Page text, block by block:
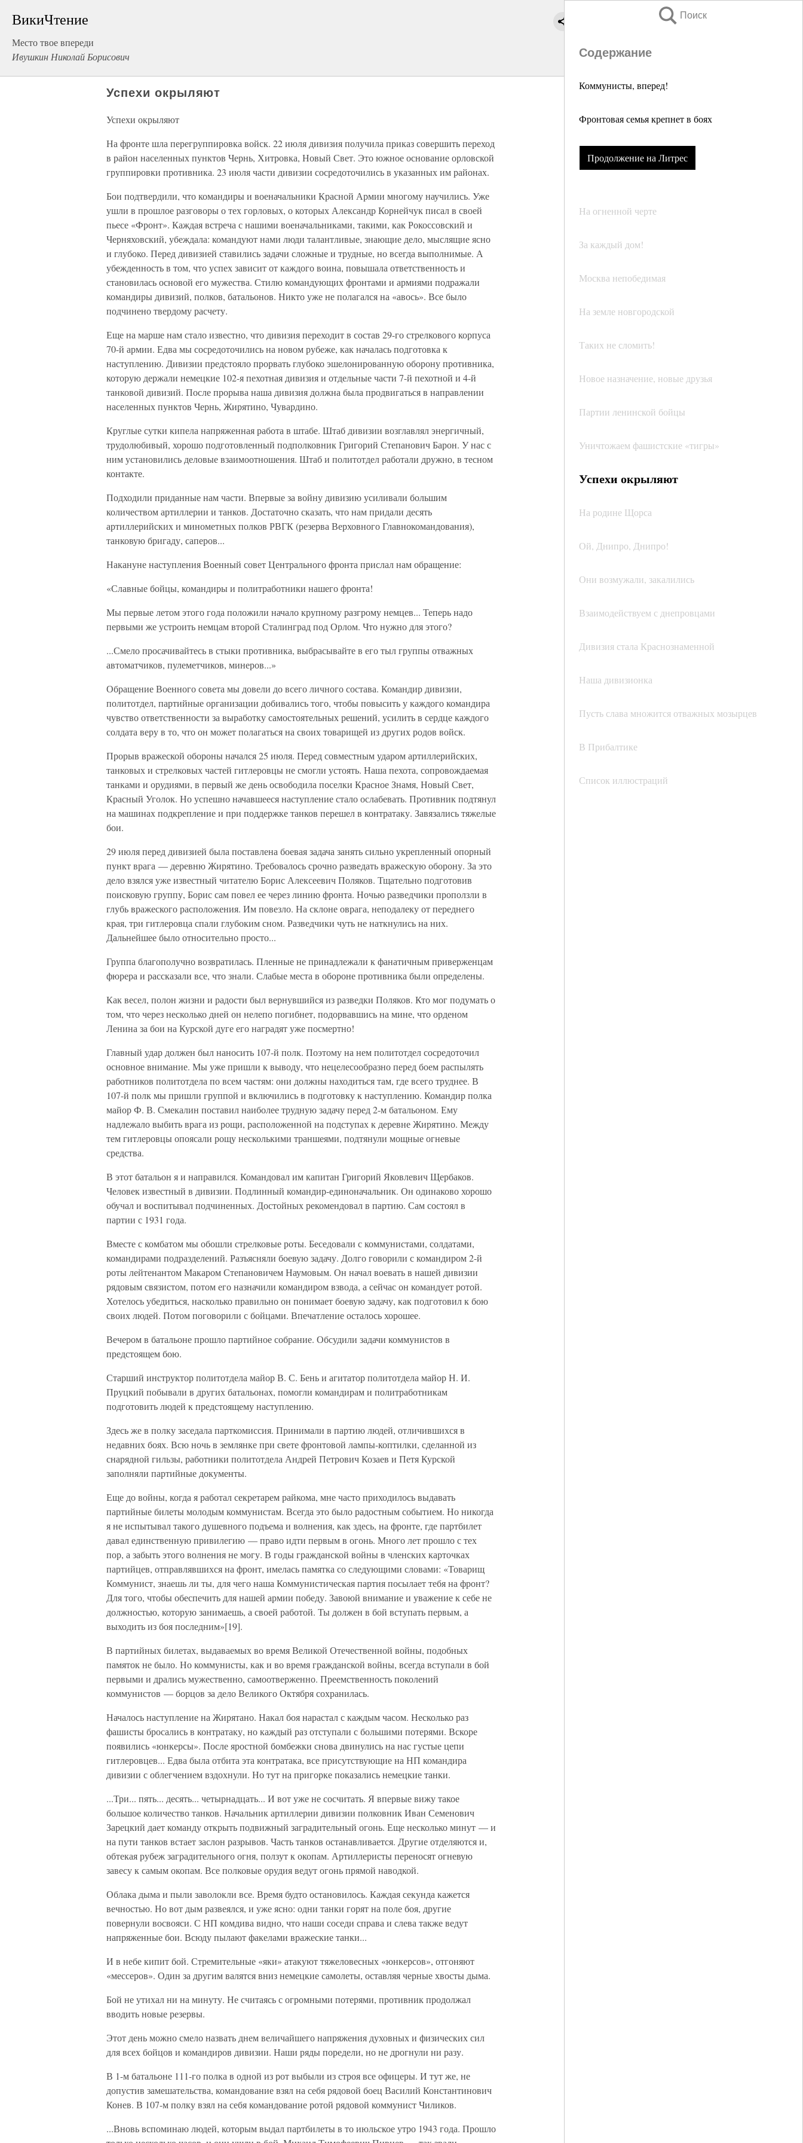
ВикиЧтение
Место твое впереди
Ивушкин Николай Борисович
Поиск
Содержание
Коммунисты, вперед!
Фронтовая семья крепнет в боях
Продолжение на Литрес
На огненной черте
За каждый дом!
Москва непобедимая
На земле новгородской
Таких не сломить!
Новое назначение, новые друзья
Партии ленинской бойцы
Уничтожаем фашистские «тигры»
Успехи окрыляют
На родине Щорса
Ой, Днипро, Днипро!
Они возмужали, закалились
Взаимодействуем с днепровцами
Дивизия стала Краснознаменной
Наша дивизионка
Пусть слава множится отважных мозырцев
В Прибалтике
Список иллюстраций
Успехи окрыляют
Успехи окрыляют
На фронте шла перегруппировка войск. 22 июля дивизия получила приказ совершить переход
в район населенных пунктов Чернь, Хитровка, Новый Свет. Это южное основание орловской
группировки противника. 23 июля части дивизии сосредоточились в указанных им районах.
Бои подтвердили, что командиры и военачальники Красной Армии многому научились. Уже
ушли в прошлое разговоры о тех горловых, о которых Александр Корнейчук писал в своей
пьесе «Фронт». Каждая встреча с нашими военачальниками, такими, как Рокоссовский и
Черняховский, убеждала: командуют нами люди талантливые, знающие дело, мыслящие ясно
и глубоко. Перед дивизией ставились задачи сложные и трудные, но всегда выполнимые. А
убежденность в том, что успех зависит от каждого воина, повышала ответственность и
становилась основой его мужества. Стилю командующих фронтами и армиями подражали
командиры дивизий, полков, батальонов. Никто уже не полагался на «авось». Все было
подчинено твердому расчету.
Еще на марше нам стало известно, что дивизия переходит в состав 29-го стрелкового корпуса
70-й армии. Едва мы сосредоточились на новом рубеже, как началась подготовка к
наступлению. Дивизии предстояло прорвать глубоко эшелонированную оборону противника,
которую держали немецкие 102-я пехотная дивизия и отдельные части 7-й пехотной и 4-й
танковой дивизий. После прорыва наша дивизия должна была продвигаться в направлении
населенных пунктов Чернь, Жирятино, Чувардино.
Круглые сутки кипела напряженная работа в штабе. Штаб дивизии возглавлял энергичный,
трудолюбивый, хорошо подготовленный подполковник Григорий Степанович Барон. У нас с
ним установились деловые взаимоотношения. Штаб и политотдел работали дружно, в тесном
контакте.
Подходили приданные нам части. Впервые за войну дивизию усиливали большим
количеством артиллерии и танков. Достаточно сказать, что нам придали десять
артиллерийских и минометных полков РВГК (резерва Верховного Главнокомандования),
танковую бригаду, саперов...
Накануне наступления Военный совет Центрального фронта прислал нам обращение:
«Славные бойцы, командиры и политработники нашего фронта!
Мы первые летом этого года положили начало крупному разгрому немцев... Теперь надо
первыми же устроить немцам второй Сталинград под Орлом. Что нужно для этого?
...Смело просачивайтесь в стыки противника, выбрасывайте в его тыл группы отважных
автоматчиков, пулеметчиков, минеров...»
Обращение Военного совета мы довели до всего личного состава. Командир дивизии,
политотдел, партийные организации добивались того, чтобы повысить у каждого командира
чувство ответственности за выработку самостоятельных решений, усилить в сердце каждого
солдата веру в то, что он может полагаться на своих товарищей из других родов войск.
Прорыв вражеской обороны начался 25 июля. Перед совместным ударом артиллерийских,
танковых и стрелковых частей гитлеровцы не смогли устоять. Наша пехота, сопровождаемая
танками и орудиями, в первый же день освободила поселки Красное Знамя, Новый Свет,
Красный Уголок. Но успешно начавшееся наступление стало ослабевать. Противник подтянул
на машинах подкрепление и при поддержке танков перешел в контратаку. Завязались тяжелые
бои.
29 июля перед дивизией была поставлена боевая задача занять сильно укрепленный опорный
пункт врага — деревню Жирятино. Требовалось срочно разведать вражескую оборону. За это
дело взялся уже известный читателю Борис Алексеевич Поляков. Тщательно подготовив
поисковую группу, Борис сам повел ее через линию фронта. Ночью разведчики проползли в
глубь вражеского расположения. Им повезло. На склоне оврага, неподалеку от переднего
края, три гитлеровца спали глубоким сном. Разведчики чуть не наткнулись на них.
Дальнейшее было относительно просто...
Группа благополучно возвратилась. Пленные не принадлежали к фанатичным приверженцам
фюрера и рассказали все, что знали. Слабые места в обороне противника были определены.
Как весел, полон жизни и радости был вернувшийся из разведки Поляков. Кто мог подумать о
том, что через несколько дней он нелепо погибнет, подорвавшись на мине, что орденом
Ленина за бои на Курской дуге его наградят уже посмертно!
Главный удар должен был наносить 107-й полк. Поэтому на нем политотдел сосредоточил
основное внимание. Мы уже пришли к выводу, что нецелесообразно перед боем распылять
работников политотдела по всем частям: они должны находиться там, где всего труднее. В
107-й полк мы пришли группой и включились в подготовку к наступлению. Командир полка
майор Ф. В. Смекалин поставил наиболее трудную задачу перед 2-м батальоном. Ему
надлежало выбить врага из рощи, расположенной на подступах к деревне Жирятино. Между
тем гитлеровцы опоясали рощу несколькими траншеями, подтянули мощные огневые
средства.
В этот батальон я и направился. Командовал им капитан Григорий Яковлевич Щербаков.
Человек известный в дивизии. Подлинный командир-единоначальник. Он одинаково хорошо
обучал и воспитывал подчиненных. Достойных рекомендовал в партию. Сам состоял в
партии с 1931 года.
Вместе с комбатом мы обошли стрелковые роты. Беседовали с коммунистами, солдатами,
командирами подразделений. Разъясняли боевую задачу. Долго говорили с командиром 2-й
роты лейтенантом Макаром Степановичем Наумовым. Он начал воевать в нашей дивизии
рядовым связистом, потом его назначили командиром взвода, а сейчас он командует ротой.
Хотелось убедиться, насколько правильно он понимает боевую задачу, как подготовил к бою
своих людей. Потом поговорили с бойцами. Впечатление осталось хорошее.
Вечером в батальоне прошло партийное собрание. Обсудили задачи коммунистов в
предстоящем бою.
Старший инструктор политотдела майор В. С. Бень и агитатор политотдела майор Н. И.
Пруцкий побывали в других батальонах, помогли командирам и политработникам
подготовить людей к предстоящему наступлению.
Здесь же в полку заседала парткомиссия. Принимали в партию людей, отличившихся в
недавних боях. Всю ночь в землянке при свете фронтовой лампы-коптилки, сделанной из
снарядной гильзы, работники политотдела Андрей Петрович Козаев и Петя Курской
заполняли партийные документы.
Еще до войны, когда я работал секретарем райкома, мне часто приходилось выдавать
партийные билеты молодым коммунистам. Всегда это было радостным событием. Но никогда
я не испытывал такого душевного подъема и волнения, как здесь, на фронте, где партбилет
давал единственную привилегию — право идти первым в огонь. Много лет прошло с тех
пор, а забыть этого волнения не могу. В годы гражданской войны в членских карточках
партийцев, отправлявшихся на фронт, имелась памятка со следующими словами: «Товарищ
Коммунист, знаешь ли ты, для чего наша Коммунистическая партия посылает тебя на фронт?
Для того, чтобы обеспечить для нашей армии победу. Завоюй внимание и уважение к себе не
должностью, которую занимаешь, а своей работой. Ты должен в бой вступать первым, а
выходить из боя последним»[19].
В партийных билетах, выдаваемых во время Великой Отечественной войны, подобных
памяток не было. Но коммунисты, как и во время гражданской войны, всегда вступали в бой
первыми и дрались мужественно, самоотверженно. Преемственность поколений
коммунистов — борцов за дело Великого Октября сохранилась.
Началось наступление на Жирятано. Накал боя нарастал с каждым часом. Несколько раз
фашисты бросались в контратаку, но каждый раз отступали с большими потерями. Вскоре
появились «юнкерсы». После яростной бомбежки снова двинулись на нас густые цепи
гитлеровцев... Едва была отбита эта контратака, все присутствующие на НП командира
дивизии с облегчением вздохнули. Но тут на пригорке показались немецкие танки.
...Три... пять... десять... четырнадцать... И вот уже не сосчитать. Я впервые вижу такое
большое количество танков. Начальник артиллерии дивизии полковник Иван Семенович
Зарецкий дает команду открыть подвижный заградительный огонь. Еще несколько минут — и
на пути танков встает заслон разрывов. Часть танков останавливается. Другие отделяются и,
обтекая рубеж заградительного огня, ползут к окопам. Артиллеристы переносят огневую
завесу к самым окопам. Все полковые орудия ведут огонь прямой наводкой.
Облака дыма и пыли заволокли все. Время будто остановилось. Каждая секунда кажется
вечностью. Но вот дым развеялся, и уже ясно: одни танки горят на поле боя, другие
повернули восвояси. С НП комдива видно, что наши соседи справа и слева также ведут
напряженные бои. Всюду пылают факелами вражеские танки...
И в небе кипит бой. Стремительные «яки» атакуют тяжеловесных «юнкерсов», отгоняют
«мессеров». Один за другим валятся вниз немецкие самолеты, оставляя черные хвосты дыма.
Бой не утихал ни на минуту. Не считаясь с огромными потерями, противник продолжал
вводить новые резервы.
Этот день можно смело назвать днем величайшего напряжения духовных и физических сил
для всех бойцов и командиров дивизии. Наши ряды поредели, но не дрогнули ни разу.
В 1-м батальоне 111-го полка в одной из рот выбыли из строя все офицеры. И тут же, не
допустив замешательства, командование взял на себя рядовой боец Василий Константинович
Конев. В 107-м полку взял на себя командование ротой рядовой коммунист Чиликов.
...Вновь вспоминаю людей, которым выдал партбилеты в то июльское утро 1943 года. Прошло